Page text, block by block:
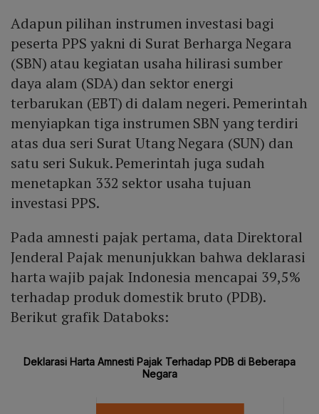
Adapun pilihan instrumen investasi bagi
peserta PPS yakni di Surat Berharga Negara
(SBN) atau kegiatan usaha hilirasi sumber
daya alam (SDA) dan sektor energi
terbarukan (EBT) di dalam negeri. Pemerintah
menyiapkan tiga instrumen SBN yang terdiri
atas dua seri Surat Utang Negara (SUN) dan
satu seri Sukuk. Pemerintah juga sudah
menetapkan 332 sektor usaha tujuan
investasi PPS.
Pada amnesti pajak pertama, data Direktoral
Jenderal Pajak menunjukkan bahwa deklarasi
harta wajib pajak Indonesia mencapai 39,5%
terhadap produk domestik bruto (PDB).
Berikut grafik Databoks: